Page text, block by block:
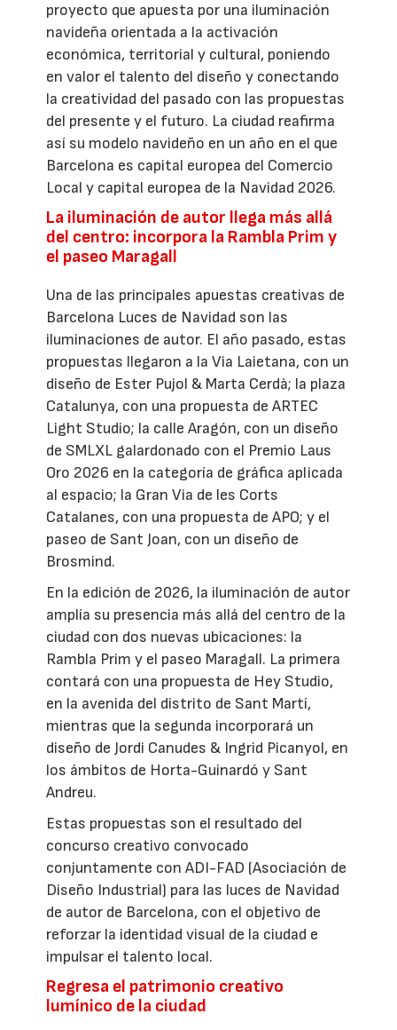
proyecto que apuesta por una iluminación
navideña orientada a la activación
económica, territorial y cultural, poniendo
en valor el talento del diseño y conectando
la creatividad del pasado con las propuestas
del presente y el futuro. La ciudad reafirma
así su modelo navideño en un año en el que
Barcelona es capital europea del Comercio
Local y capital europea de la Navidad 2026.
La iluminación de autor llega más allá
del centro: incorpora la Rambla Prim y
el paseo Maragall
Una de las principales apuestas creativas de
Barcelona Luces de Navidad son las
iluminaciones de autor. El año pasado, estas
propuestas llegaron a la Via Laietana, con un
diseño de Ester Pujol & Marta Cerdà; la plaza
Catalunya, con una propuesta de ARTEC
Light Studio; la calle Aragón, con un diseño
de SMLXL galardonado con el Premio Laus
Oro 2026 en la categoría de gráfica aplicada
al espacio; la Gran Via de les Corts
Catalanes, con una propuesta de APO; y el
paseo de Sant Joan, con un diseño de
Brosmind.
En la edición de 2026, la iluminación de autor
amplía su presencia más allá del centro de la
ciudad con dos nuevas ubicaciones: la
Rambla Prim y el paseo Maragall. La primera
contará con una propuesta de Hey Studio,
en la avenida del distrito de Sant Martí,
mientras que la segunda incorporará un
diseño de Jordi Canudes & Ingrid Picanyol, en
los ámbitos de Horta-Guinardó y Sant
Andreu.
Estas propuestas son el resultado del
concurso creativo convocado
conjuntamente con ADI-FAD (Asociación de
Diseño Industrial) para las luces de Navidad
de autor de Barcelona, con el objetivo de
reforzar la identidad visual de la ciudad e
impulsar el talento local.
Regresa el patrimonio creativo
lumínico de la ciudad